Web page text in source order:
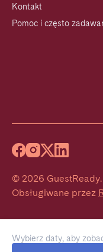
Wybierz daty, aby
Kontakt
Pomoc i często
© 2026 GuestReady.
Obsługiwane przez